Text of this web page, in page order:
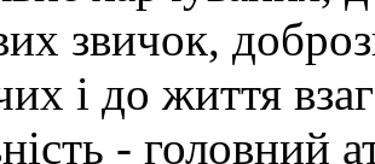
звичок,
і до життя
- головний